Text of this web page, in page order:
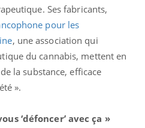
Ses fabricants,
pour les
, une association qui
du cannabis, mettent en
la substance, efficace
».
‘défoncer’ avec ça »